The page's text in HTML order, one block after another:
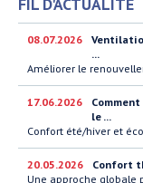
FIL D'ACTUALITÉ
08.07.2026
...
Améliorer le
17.06.2026
le ...
Confort été/hiver et
20.05.2026
Confort
Une approche globale